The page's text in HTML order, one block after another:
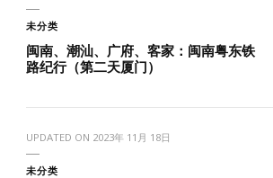
未分类
闽南、潮汕、广府、客家：闽南粤东铁
路纪行（第二天厦门）
UPDATED ON 2023年 11月 18日
未分类